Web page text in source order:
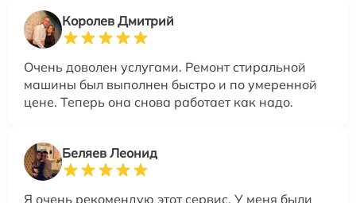
Королев Дмитрий
Очень доволен услугами. Ремонт стиральной
машины был выполнен быстро и по умеренной
цене. Теперь она снова работает как надо.
Беляев Леонид
Я очень рекомендую этот сервис. У меня были